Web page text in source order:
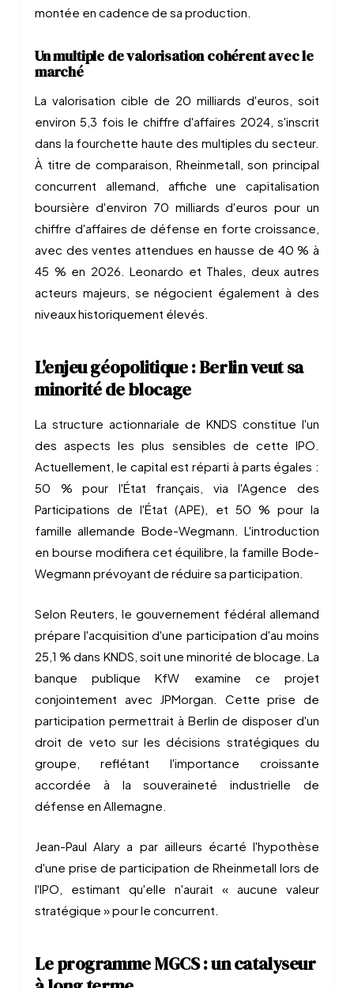
montée en cadence de sa production.
Un multiple de valorisation cohérent avec le
marché
La valorisation cible de 20 milliards d'euros, soit
environ 5,3 fois le chiffre d'affaires 2024, s'inscrit
dans la fourchette haute des multiples du secteur.
À titre de comparaison, Rheinmetall, son principal
concurrent allemand, affiche une capitalisation
boursière d'environ 70 milliards d'euros pour un
chiffre d'affaires de défense en forte croissance,
avec des ventes attendues en hausse de 40 % à
45 % en 2026. Leonardo et Thales, deux autres
acteurs majeurs, se négocient également à des
niveaux historiquement élevés.
L'enjeu géopolitique : Berlin veut sa
minorité de blocage
La structure actionnariale de KNDS constitue l'un
des aspects les plus sensibles de cette IPO.
Actuellement, le capital est réparti à parts égales :
50 % pour l'État français, via l'Agence des
Participations de l'État (APE), et 50 % pour la
famille allemande Bode-Wegmann. L'introduction
en bourse modifiera cet équilibre, la famille Bode-
Wegmann prévoyant de réduire sa participation.
Selon Reuters, le gouvernement fédéral allemand
prépare l'acquisition d'une participation d'au moins
25,1 % dans KNDS, soit une minorité de blocage. La
banque publique KfW examine ce projet
conjointement avec JPMorgan. Cette prise de
participation permettrait à Berlin de disposer d'un
droit de veto sur les décisions stratégiques du
groupe, reflétant l'importance croissante
accordée à la souveraineté industrielle de
défense en Allemagne.
Jean-Paul Alary a par ailleurs écarté l'hypothèse
d'une prise de participation de Rheinmetall lors de
l'IPO, estimant qu'elle n'aurait « aucune valeur
stratégique » pour le concurrent.
Le programme MGCS : un catalyseur